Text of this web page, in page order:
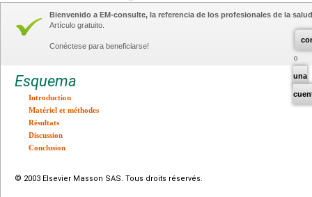
una
Bienvenido a EM-consulte, la referencia de los profesionales de la
Artículo gratuito.
Conéctese para beneficiarse!
Esquema
Introduction
Matériel et méthodes
Résultats
Discussion
Conclusion
© 2003 Elsevier Masson SAS. Tous droits réservés.